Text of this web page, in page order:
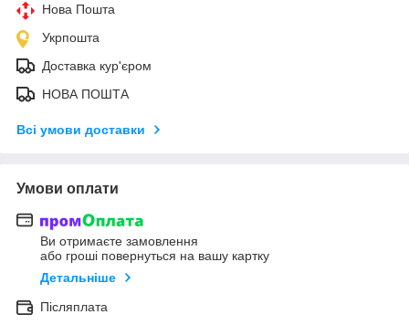
Нова Пошта
Укрпошта
Доставка кур'єром
НОВА ПОШТА
Всі умови доставки
Умови оплати
Ви отримаєте замовлення
або гроші повернуться на вашу картку
Детальніше
Післяплата